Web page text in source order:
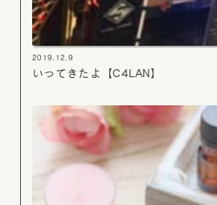
2019.12.9
いってきたよ【C4LAN】